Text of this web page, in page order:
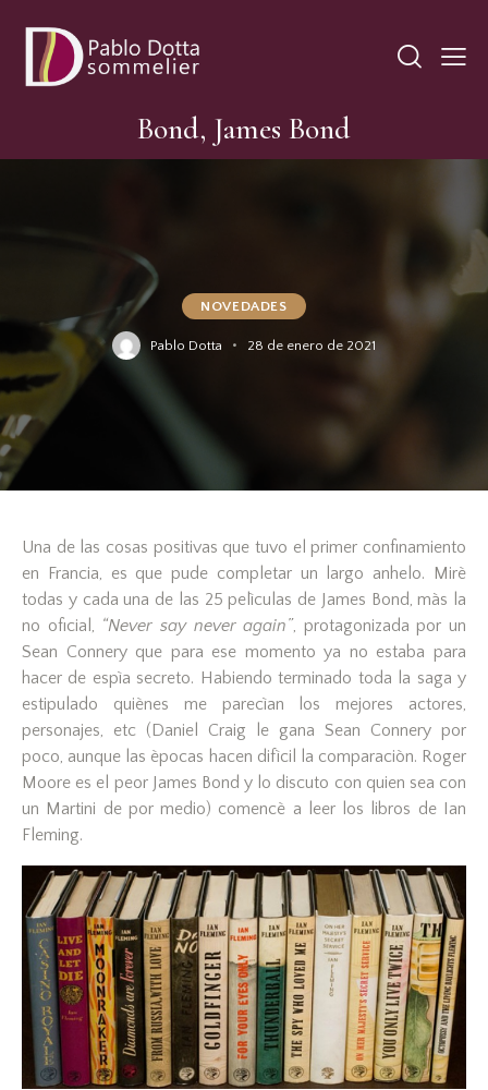
Bond, James Bond
NOVEDADES
Pablo Dotta 28 de enero de 2021
Una de las cosas positivas que tuvo el primer confinamiento
en Francia, es que pude completar un largo anhelo. Mirè
todas y cada una de las 25 pelìculas de James Bond, màs la
no oficial, “Never say never again”, protagonizada por un
Sean Connery que para ese momento ya no estaba para
hacer de espìa secreto. Habiendo terminado toda la saga y
estipulado quiènes me parecìan los mejores actores,
personajes, etc (Daniel Craig le gana Sean Connery por
poco, aunque las èpocas hacen difìcil la comparaciòn. Roger
Moore es el peor James Bond y lo discuto con quien sea con
un Martini de por medio) comencè a leer los libros de Ian
Fleming.